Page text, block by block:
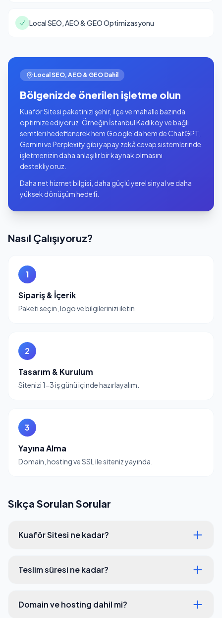
Local SEO, AEO & GEO Optimizasyonu
Local SEO, AEO & GEO Dahil
Bölgenizde önerilen işletme olun
Kuaför Sitesi paketinizi şehir, ilçe ve mahalle bazında
optimize ediyoruz. Örneğin İstanbul Kadıköy ve bağlı
semtleri hedeflenerek hem Google'da hem de ChatGPT,
Gemini ve Perplexity gibi yapay zekâ cevap sistemlerinde
işletmenizin daha anlaşılır bir kaynak olmasını
destekliyoruz.
Daha net hizmet bilgisi, daha güçlü yerel sinyal ve daha
yüksek dönüşüm hedefi.
Nasıl Çalışıyoruz?
1
Sipariş & İçerik
Paketi seçin, logo ve bilgilerinizi iletin.
2
Tasarım & Kurulum
Sitenizi 1-3 iş günü içinde hazırlayalım.
3
Yayına Alma
Domain, hosting ve SSL ile siteniz yayında.
Sıkça Sorulan Sorular
Kuaför Sitesi ne kadar?
Teslim süresi ne kadar?
Domain ve hosting dahil mi?